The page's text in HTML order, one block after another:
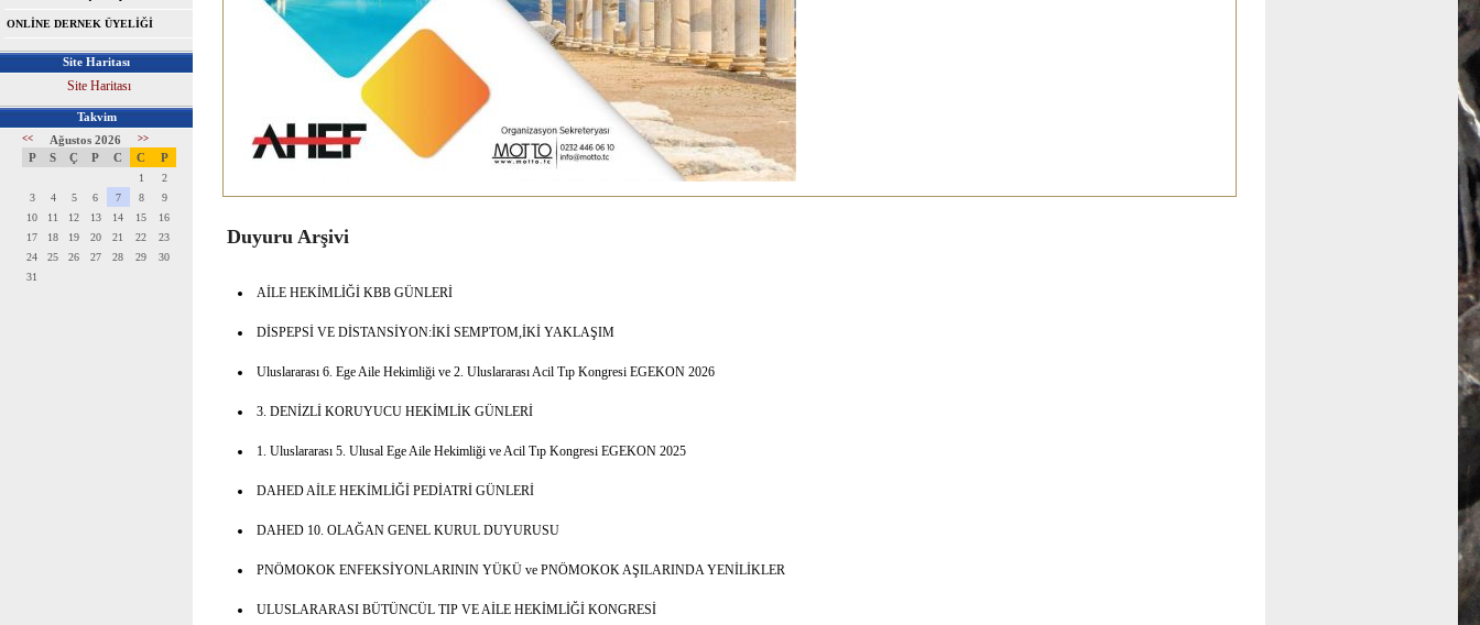
ONLİNE DERNEK ÜYELİĞİ
Site Haritası
Site Haritası
Takvim
<< Ağustos 2026 >>
P S Ç P C C P
1
2
3
4 5 6 7 8
9
10
11 12 13 14 15
16
17
18 19 20 21 22
23
24
25 26 27 28 29
30
31
Duyuru Arşivi
AİLE HEKİMLİĞİ KBB GÜNLERİ
DİSPEPSİ VE DİSTANSİYON:İKİ SEMPTOM,İKİ YAKLAŞIM
Uluslararası 6. Ege Aile Hekimliği ve 2. Uluslararası Acil Tıp Kongresi EGEKON 2026
3. DENİZLİ KORUYUCU HEKİMLİK GÜNLERİ
1. Uluslararası 5. Ulusal Ege Aile Hekimliği ve Acil Tıp Kongresi EGEKON 2025
DAHED AİLE HEKİMLİĞİ PEDİATRİ GÜNLERİ
DAHED 10. OLAĞAN GENEL KURUL DUYURUSU
PNÖMOKOK ENFEKSİYONLARININ YÜKÜ ve PNÖMOKOK AŞILARINDA YENİLİKLER
ULUSLARARASI BÜTÜNCÜL TIP VE AİLE HEKİMLİĞİ KONGRESİ